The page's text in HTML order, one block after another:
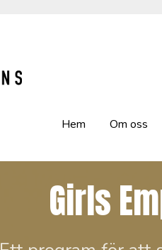
Hem Om oss
Girls